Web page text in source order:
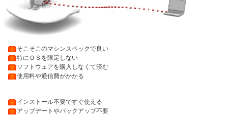
・ そこそこのマシンスペックで良い
・ 特にＯＳを限定しない
・ ソフトウェアを購入しなくて済む
・ 使用料や通信費がかかる
・ インストール不要ですぐ使える
・ アップデートやパックアップ不要